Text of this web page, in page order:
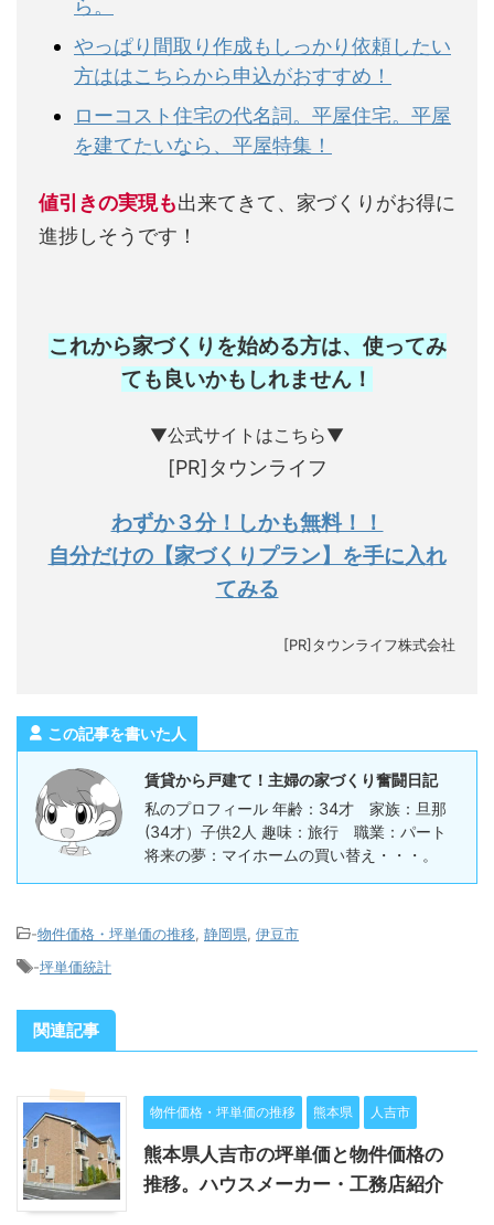
ら。
やっぱり間取り作成もしっかり依頼したい
方ははこちらから申込がおすすめ！
ローコスト住宅の代名詞。平屋住宅。平屋
を建てたいなら、平屋特集！
値引きの実現も出来てきて、家づくりがお得に
進捗しそうです！
これから家づくりを始める方は、使ってみ
ても良いかもしれません ！
▼公式サイトはこちら▼
[PR]タウンライフ
わずか３分！しかも無料！！
自分だけの【家づくりプラン】を手に入れ
てみる
[PR]タウンライフ株式会社
この記事を書いた人
賃貸から戸建て！主婦の家づくり奮闘日記
私のプロフィール 年齢：34才 家族：旦那
(34才）子供2人 趣味：旅行 職業：パート
将来の夢：マイホームの買い替え・・・。
-物件価格・坪単価の推移, 静岡県, 伊豆市
-坪単価統計
関連記事
物件価格・坪単価の推移 熊本県 人吉市
熊本県人吉市の坪単価と物件価格の
推移。ハウスメーカー・工務店紹介